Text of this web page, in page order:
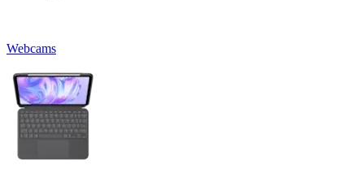
Webcams